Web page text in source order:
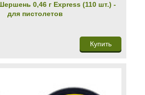
0,46 г Express (110 шт.) -
для пистолетов
Купить